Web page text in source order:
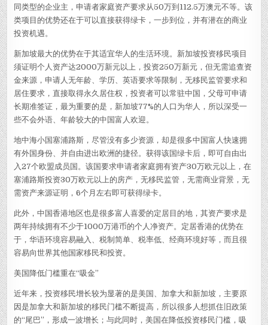
同类型的企业主，申请者家庭资产要求从50万到112.5万澳元不等。该
类项目的优势还在于可以直接获得绿卡，一步到位，并有潜在的商业
投资机遇。
新加坡最大的优势在于其适宜华人的生活环境。新加坡投资移民项目
须证明个人资产达2000万新元以上，投资250万新元，但无需追查资
金来源，申请人无年龄、学历、英语要求等限制，无移民监管要求和
居住要求，直接取得永久居住权，投资者可以常驻中国，父母可申请
长期准签证，最为重要的是，新加坡77%的人口为华人，所以深受一
些不会外语、年龄较大的中国富人欢迎。
地中海小国塞浦路斯，尽管没有多少资源，却是很多中国富人快速拥
有外国身份、并自由进出欧洲的捷径。获得该国绿卡后，即可自由出
入27个欧盟成员国。该国要求申请者家庭拥有资产30万欧元以上，在
塞浦路斯投资30万欧元以上的房产，无移民监管，无需商业背景，无
需资产来源证明，6个月左右即可获得绿卡。
此外，中国香港地区也是很多富人喜爱的定居目的地，其资产要求是
两年持续拥有不少于1000万港币的个人净资产。定居香港的优势在
于，华语环境容易融入、税制简单、税率低、经商环境好等，而且很
容易向世界其他国家移民和投资。
美国降低门槛重在“吸金”
近年来，投资移民增长较为显著的是美国、加拿大和新加坡，主要原
因是加拿大和新加坡的移民门槛不断提高，所以很多人想抓住旧政策
的“尾巴”，形成一波增长；与此同时，美国在降低投资移民门槛，吸